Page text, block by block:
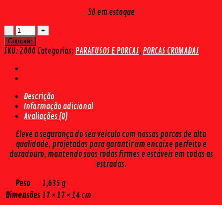
50 em estoque
PORCA
CROMADA
PARA
NISSAN/SUBARU/FRONTIER/TRIBE
(24PÇS)
Comprar
SKU: 2000 Categorias: PARAFUSOS E PORCAS, PORCAS CROMADAS
Descrição
Informação adicional
Avaliações (0)
Eleve a segurança do seu veículo com nossas porcas de alta
qualidade, projetadas para garantir um encaixe perfeito e
duradouro, mantendo suas rodas firmes e estáveis em todas as
estradas.
Peso
1,635 g
Dimensões 17 × 17 × 14 cm